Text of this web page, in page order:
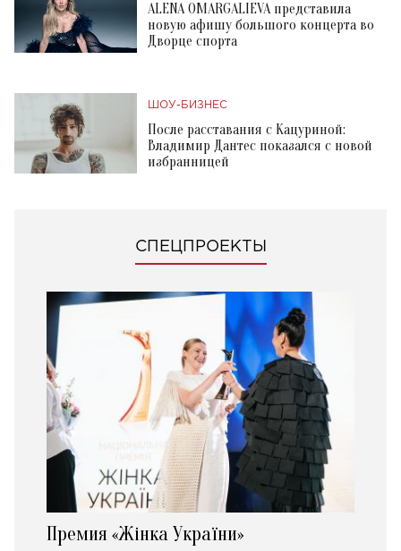
ALENA OMARGALIEVA представила
новую афишу большого концерта во
Дворце спорта
ШОУ-БИЗНЕС
После расставания с Кацуриной:
Владимир Дантес показался с новой
избранницей
СПЕЦПРОЕКТЫ
Премия «Жінка України»